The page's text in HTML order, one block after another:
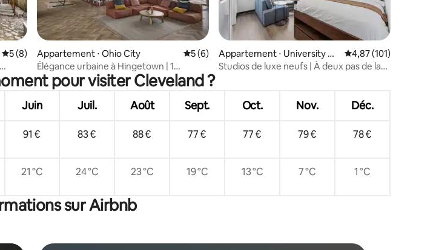
: 4,91 sur 5
Évaluation moyenne sur la base de 8 commentaires : 5 sur 5
5 (8)
Appartement ⋅ Ohio City Évaluation moyenne sur la base de 6 commentaires : 5 sur 5
5 (6)
Élégance urbaine à Hingetown | 1
chambre
Appartement ⋅ University Cir
cle
Évaluation moyenne
4,87 (101)
Studios de luxe neufs | À deux pas de la
pour visiter Cleveland ?
Juin Juil. Août Sept. Oct. Nov. Déc.
91 € 83 € 88 € 77 € 77 € 79 € 78 €
21 °C 24 °C 23 °C 19 °C 13 °C 7 °C 1 °C
sur Airbnb